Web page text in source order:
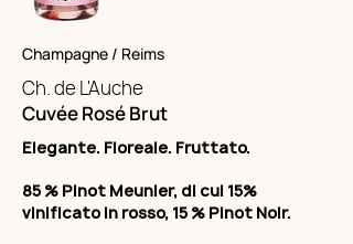
Champagne / Reims
Ch. de L'Auche
Cuvée Rosé Brut
Elegante. Floreale. Fruttato.
85 % Pinot Meunier, di cui 15%
vinificato in rosso, 15 % Pinot Noir.